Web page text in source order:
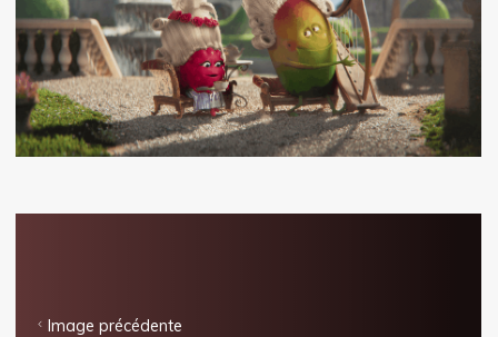
Image précédente